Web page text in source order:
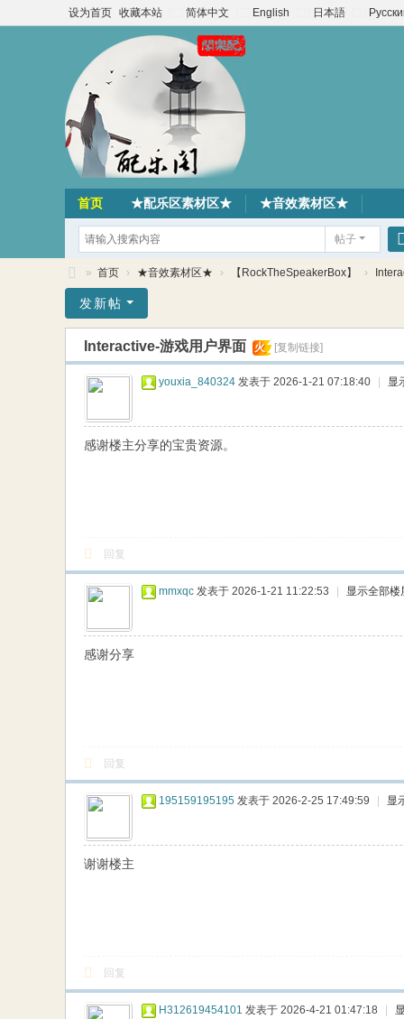
设为首页 收藏本站 简体中文 English 日本語
首页 ★配乐区素材区★ ★音效素材区★
帖子
乐
» 首页 › ★音效素材区★ › 【RockTheSpeakerBox】 ›
发新帖
Interactive-游戏用户界面 火 [复制链接]
youxia_840324 发表于 2026-1-21 07:18:40 显
感谢楼主分享的宝贵资源。
回复
mmxqc 发表于 2026-1-21 11:22:53 显示全部楼
感谢分享
回复
195159195195 发表于 2026-2-25 17:49:59 显
谢谢楼主
回复
H312619454101 发表于 2026-4-21 01:47:18